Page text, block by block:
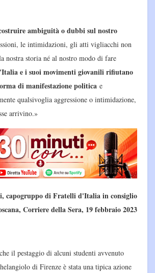
ambiguità o dubbi sul nostro
le intimidazioni, gli atti vigliacchi non
nostra storia né al nostro modo di fare
e i suoi movimenti giovanili rifiutano
di manifestazione politica e
qualsivoglia aggressione o intimidazione,
arrivino.»
capogruppo di Fratelli d'Italia in consiglio
Corriere della Sera, 19 febbraio 2023
il pestaggio di alcuni studenti avvenuto
di Firenze è stata una tipica azione